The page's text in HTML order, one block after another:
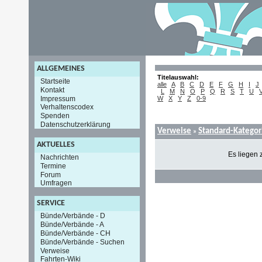
ALLGEMEINES
Startseite
Kontakt
Impressum
Verhaltenscodex
Spenden
Datenschutzerklärung
AKTUELLES
Nachrichten
Termine
Forum
Umfragen
SERVICE
Bünde/Verbände - D
Bünde/Verbände - A
Bünde/Verbände - CH
Bünde/Verbände - Suchen
Verweise
Fahrten-Wiki
Titelauswahl:
alle
A B C D E F G H I
J
L
M N O P Q R S T U
W
X Y Z 0-9
Verweise » Standard-
Es liegen